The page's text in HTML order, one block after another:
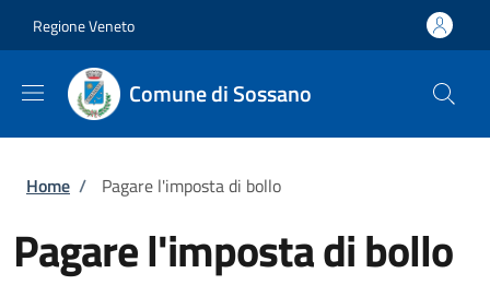
Regione Veneto
Comune di Sossano
Briciole di pane
Home / Pagare l'imposta di bollo
Pagare l'imposta di bollo